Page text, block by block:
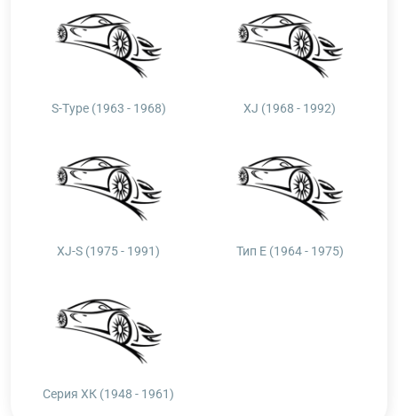
S-Type (1963 - 1968) XJ (1968 - 1992)
XJ-S (1975 - 1991) Тип E (1964 - 1975)
Серия ХК (1948 - 1961)